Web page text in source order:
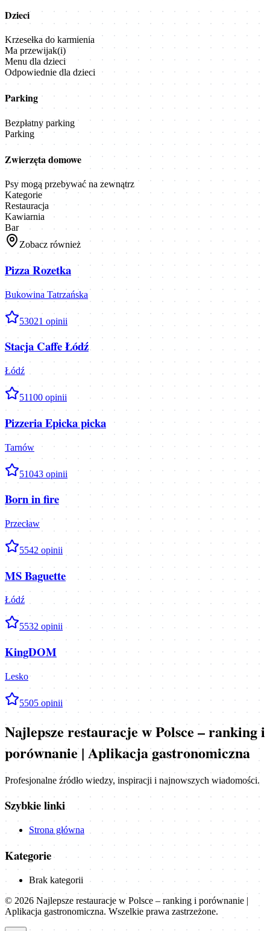
Dzieci
Krzesełka do karmienia
Ma przewijak(i)
Menu dla dzieci
Odpowiednie dla dzieci
Parking
Bezpłatny parking
Parking
Zwierzęta domowe
Psy mogą przebywać na zewnątrz
Kategorie
Restauracja
Kawiarnia
Bar
Zobacz również
Pizza Rozetka
Bukowina Tatrzańska
53021 opinii
Stacja Caffe Łódź
Łódź
51100 opinii
Pizzeria Epicka picka
Tarnów
51043 opinii
Born in fire
Przecław
5542 opinii
MS Baguette
Łódź
5532 opinii
KingDOM
Lesko
5505 opinii
Najlepsze restauracje w Polsce – ranking i
porównanie | Aplikacja gastronomiczna
Profesjonalne źródło wiedzy, inspiracji i najnowszych wiadomości.
Szybkie linki
Strona główna
Kategorie
Brak kategorii
© 2026 Najlepsze restauracje w Polsce – ranking i porównanie |
Aplikacja gastronomiczna. Wszelkie prawa zastrzeżone.